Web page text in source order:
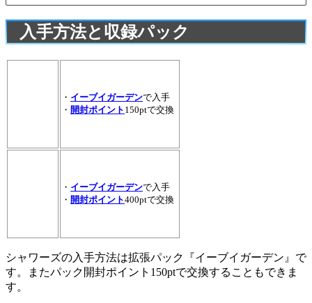
入手方法と収録パック
・ イーブイガーデンで入手
・ 開封ポイント 150ptで交換
・ イーブイガーデンで入手
・ 開封ポイント400ptで交換
シャワーズの入手方法は拡張パック『イーブイガーデン』で
す。またパック開封ポイント150ptで交換することもできま
す。